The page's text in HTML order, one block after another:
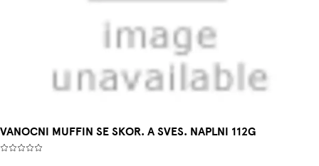
VANOCNI MUFFIN SE SKOR. A SVES. NAPLNI 112G